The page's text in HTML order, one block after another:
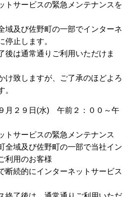
トサービスの緊急メンテナンスを
域及び佐野町の一部でインターネ
停止します。
後は通常通りご利用いただけま
け致しますが、ご了承のほどよろ
。
２９日(水) 午前２：００～午
トサービスの緊急メンテナンス
全域及び佐野町の一部で当社イン
利用のお客様
断続的にインターネットサービス